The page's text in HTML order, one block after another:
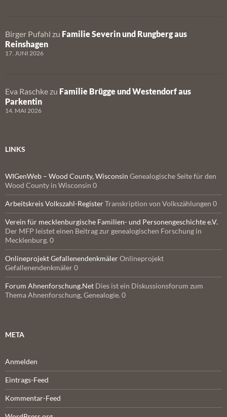
Birger Pufahl zu Familie Severin und Rungberg aus
Reinshagen
17. JUNI 2026
Eva Raschke zu Familie Brügge und Westendorf aus
Parkentin
14. MAI 2026
LINKS
WIGenWeb – Wood County, Wisconsin Genealogische Seite für den
Wood County in Wisconsin 0
Arbeitskreis Volkszahl-RegisterTranskription von Volkszählungen 0
Verein für mecklenburgische Familien- und Personengeschichte e.V.
Der MFP leistet einen Beitrag zur genealogischen Forschung in
Mecklenburg. 0
Onlineprojekt GefallenendenkmälerOnlineprojekt
Gefallenendenkmäler 0
Forum Ahnenforschung.Net Dies ist ein Diskussionsforum zum
Thema Ahnenforschung, Genealogie. 0
META
Anmelden
Eintrags-Feed
Kommentar-Feed